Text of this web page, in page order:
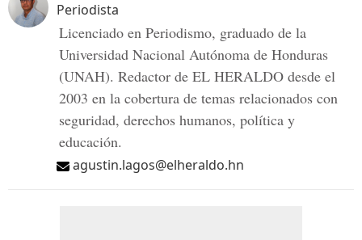
Periodista
Licenciado en Periodismo, graduado de la
Universidad Nacional Autónoma de Honduras
(UNAH). Redactor de EL HERALDO desde el
2003 en la cobertura de temas relacionados con
seguridad, derechos humanos, política y
educación.
agustin.lagos@elheraldo.hn